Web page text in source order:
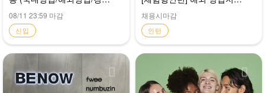
관리)
08/11 23:59 마감
신입
담당자
채용시마감
인턴